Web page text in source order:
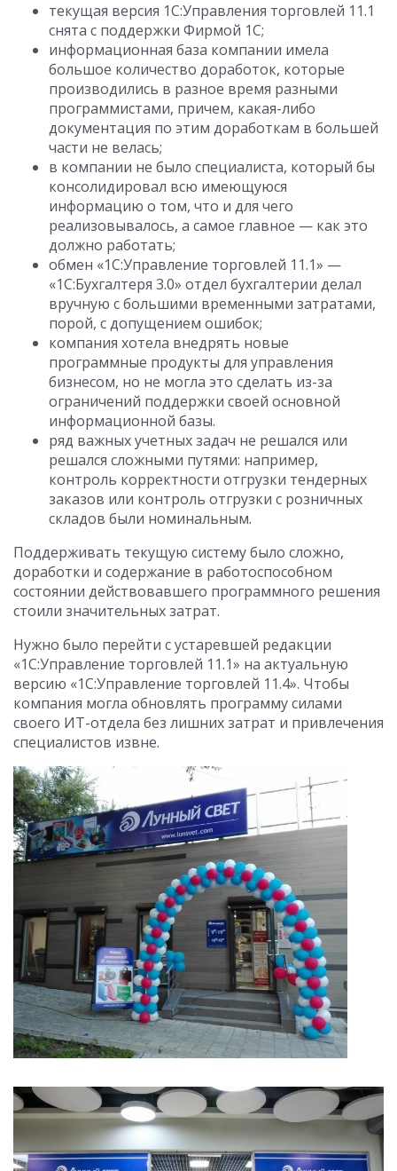
текущая версия 1С:Управления торговлей 11.1
снята с поддержки Фирмой 1С;
информационная база компании имела
большое количество доработок, которые
производились в разное время разными
программистами, причем, какая-либо
документация по этим доработкам в большей
части не велась;
в компании не было специалиста, который бы
консолидировал всю имеющуюся
информацию о том, что и для чего
реализовывалось, а самое главное — как это
должно работать;
обмен «1С:Управление торговлей 11.1» —
«1С:Бухгалтеря 3.0» отдел бухгалтерии делал
вручную с большими временными затратами,
порой, с допущением ошибок;
компания хотела внедрять новые
программные продукты для управления
бизнесом, но не могла это сделать из-за
ограничений поддержки своей основной
информационной базы.
ряд важных учетных задач не решался или
решался сложными путями: например,
контроль корректности отгрузки тендерных
заказов или контроль отгрузки с розничных
складов были номинальным.
Поддерживать текущую систему было сложно,
доработки и содержание в работоспособном
состоянии действовавшего программного решения
стоили значительных затрат.
Нужно было перейти с устаревшей редакции
«1С:Управление торговлей 11.1» на актуальную
версию «1С:Управление торговлей 11.4». Чтобы
компания могла обновлять программу силами
своего ИТ-отдела без лишних затрат и привлечения
специалистов извне.